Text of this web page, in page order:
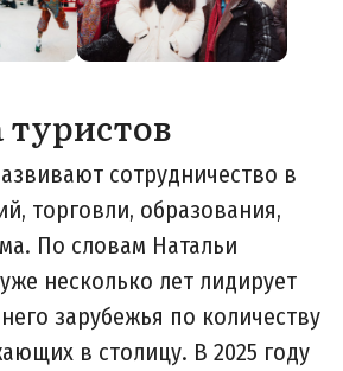
туристов
сотрудничество в
торговли, образования,
По словам Натальи
несколько лет лидирует
зарубежья по количеству
в столицу. В 2025 году